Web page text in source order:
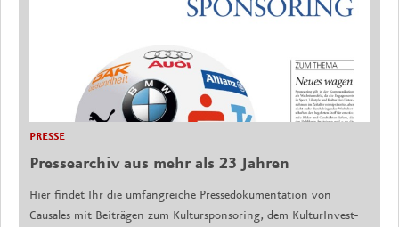
PRESSE
Pressearchiv aus mehr als 23 Jahren
Hier findet Ihr die umfangreiche Pressedokumentation von
Causales mit Beiträgen zum Kultursponsoring, dem KulturInvest-